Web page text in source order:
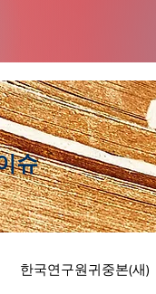
슈
한국연구원귀중본(새)